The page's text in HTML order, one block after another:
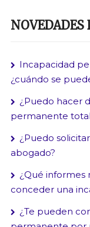
NOVEDADES
Incapacidad
¿cuándo se
¿Puedo hacer
permanente
¿Puedo
abogado?
¿Qué informes
conceder una
¿Te pueden